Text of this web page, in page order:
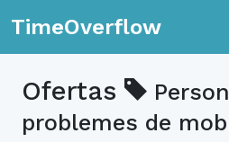
TimeOverflow
Ofertas
problemes de